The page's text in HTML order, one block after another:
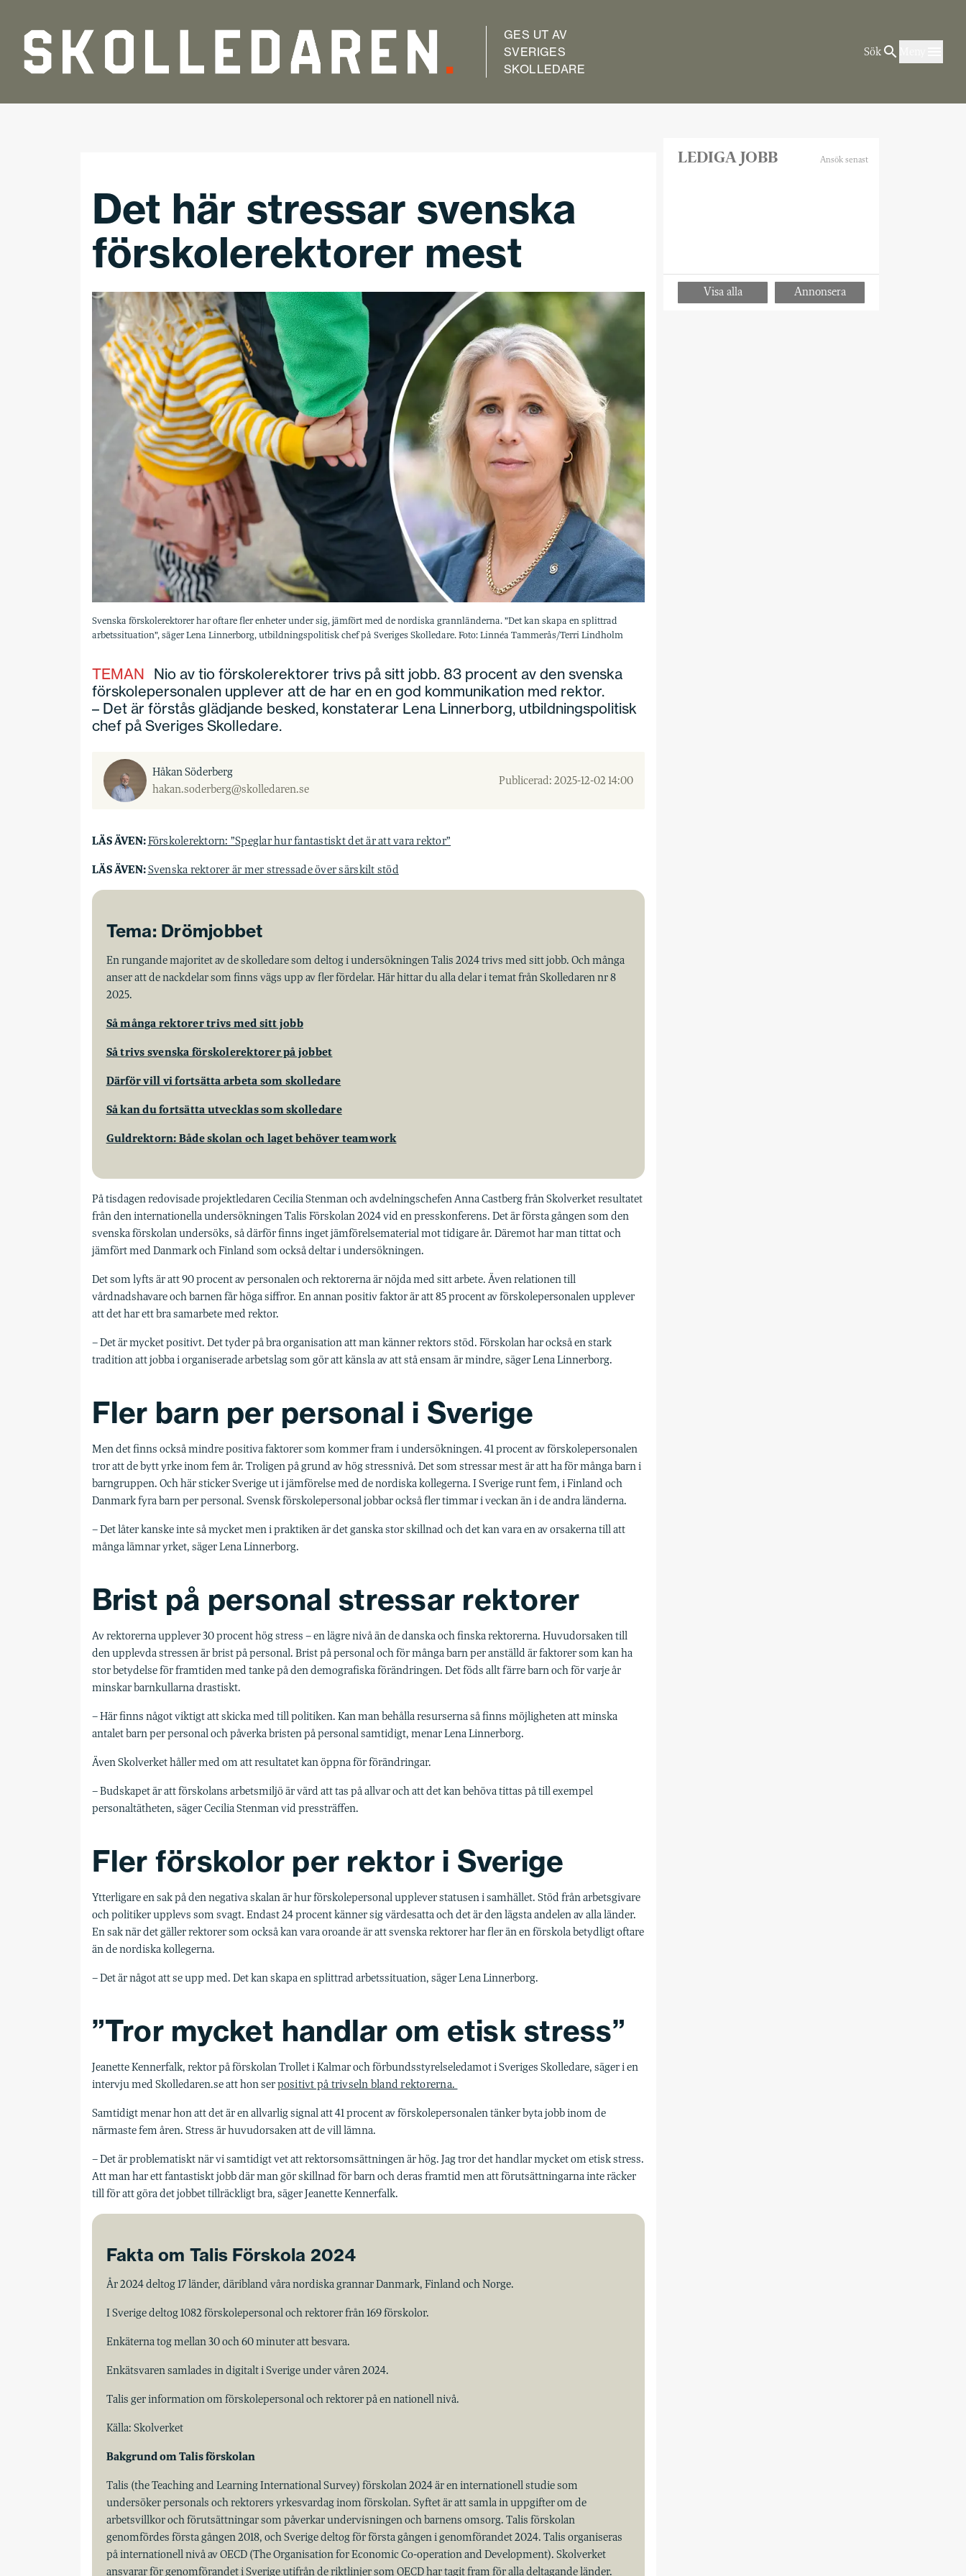
GES UT AV
SVERIGES
SKOLLEDARE
Sök
Det här stressar svenska
förskolerektorer mest
Svenska förskolerektorer har oftare fler enheter under sig, jämfört med de nordiska grannländerna. ”Det kan skapa en splittrad
arbetssituation”, säger Lena Linnerborg, utbildningspolitisk chef på Sveriges Skolledare. Foto: Linnéa Tammerås/Terri Lindholm
TEMAN Nio av tio förskolerektorer trivs på sitt jobb. 83 procent av den svenska
förskolepersonalen upplever att de har en en god kommunikation med rektor.
– Det är förstås glädjande besked, konstaterar Lena Linnerborg, utbildningspolitisk
chef på Sveriges Skolledare.
Håkan Söderberg
hakan.soderberg@skolledaren.se
Publicerad: 2025-12-02 14:00
LÄS ÄVEN:Förskolerektorn: ”Speglar hur fantastiskt det är att vara rektor”
LÄS ÄVEN:Svenska rektorer är mer stressade över särskilt stöd
Tema: Drömjobbet
En rungande majoritet av de skolledare som deltog i undersökningen Talis 2024 trivs med sitt jobb. Och många
anser att de nackdelar som finns vägs upp av fler fördelar. Här hittar du alla delar i temat från Skolledaren nr 8
2025.
Så många rektorer trivs med sitt jobb
Så trivs svenska förskolerektorer på jobbet
Därför vill vi fortsätta arbeta som skolledare
Så kan du fortsätta utvecklas som skolledare
Guldrektorn: Både skolan och laget behöver teamwork
På tisdagen redovisade projektledaren Cecilia Stenman och avdelningschefen Anna Castberg från Skolverket resultatet
från den internationella undersökningen Talis Förskolan 2024 vid en presskonferens. Det är första gången som den
svenska förskolan undersöks, så därför finns inget jämförelsematerial mot tidigare år. Däremot har man tittat och
jämfört med Danmark och Finland som också deltar i undersökningen.
Det som lyfts är att 90 procent av personalen och rektorerna är nöjda med sitt arbete. Även relationen till
vårdnadshavare och barnen får höga siffror. En annan positiv faktor är att 85 procent av förskolepersonalen upplever
att det har ett bra samarbete med rektor.
– Det är mycket positivt. Det tyder på bra organisation att man känner rektors stöd. Förskolan har också en stark
tradition att jobba i organiserade arbetslag som gör att känsla av att stå ensam är mindre, säger Lena Linnerborg.
Fler barn per personal i Sverige
Men det finns också mindre positiva faktorer som kommer fram i undersökningen. 41 procent av förskolepersonalen
tror att de bytt yrke inom fem år. Troligen på grund av hög stressnivå. Det som stressar mest är att ha för många barn i
barngruppen. Och här sticker Sverige ut i jämförelse med de nordiska kollegerna. I Sverige runt fem, i Finland och
Danmark fyra barn per personal. Svensk förskolepersonal jobbar också fler timmar i veckan än i de andra länderna.
– Det låter kanske inte så mycket men i praktiken är det ganska stor skillnad och det kan vara en av orsakerna till att
många lämnar yrket, säger Lena Linnerborg.
Brist på personal stressar rektorer
Av rektorerna upplever 30 procent hög stress – en lägre nivå än de danska och finska rektorerna. Huvudorsaken till
den upplevda stressen är brist på personal. Brist på personal och för många barn per anställd är faktorer som kan ha
stor betydelse för framtiden med tanke på den demografiska förändringen. Det föds allt färre barn och för varje år
minskar barnkullarna drastiskt.
– Här finns något viktigt att skicka med till politiken. Kan man behålla resurserna så finns möjligheten att minska
antalet barn per personal och påverka bristen på personal samtidigt, menar Lena Linnerborg.
Även Skolverket håller med om att resultatet kan öppna för förändringar.
– Budskapet är att förskolans arbetsmiljö är värd att tas på allvar och att det kan behöva tittas på till exempel
personaltätheten, säger Cecilia Stenman vid pressträffen.
Fler förskolor per rektor i Sverige
Ytterligare en sak på den negativa skalan är hur förskolepersonal upplever statusen i samhället. Stöd från arbetsgivare
och politiker upplevs som svagt. Endast 24 procent känner sig värdesatta och det är den lägsta andelen av alla länder.
En sak när det gäller rektorer som också kan vara oroande är att svenska rektorer har fler än en förskola betydligt oftare
än de nordiska kollegerna.
– Det är något att se upp med. Det kan skapa en splittrad arbetssituation, säger Lena Linnerborg.
”Tror mycket handlar om etisk stress”
Jeanette Kennerfalk, rektor på förskolan Trollet i Kalmar och förbundsstyrelseledamot i Sveriges Skolledare, säger i en
intervju med Skolledaren.se att hon serpositivt på trivseln bland rektorerna.
Samtidigt menar hon att det är en allvarlig signal att 41 procent av förskolepersonalen tänker byta jobb inom de
närmaste fem åren. Stress är huvudorsaken att de vill lämna.
– Det är problematiskt när vi samtidigt vet att rektorsomsättningen är hög. Jag tror det handlar mycket om etisk stress.
Att man har ett fantastiskt jobb där man gör skillnad för barn och deras framtid men att förutsättningarna inte räcker
till för att göra det jobbet tillräckligt bra, säger Jeanette Kennerfalk.
Fakta om Talis Förskola 2024
År 2024 deltog 17 länder, däribland våra nordiska grannar Danmark, Finland och Norge.
I Sverige deltog 1082 förskolepersonal och rektorer från 169 förskolor.
Enkäterna tog mellan 30 och 60 minuter att besvara.
Enkätsvaren samlades in digitalt i Sverige under våren 2024.
Talis ger information om förskolepersonal och rektorer på en nationell nivå.
Källa: Skolverket
Bakgrund om Talis förskolan
Talis (the Teaching and Learning International Survey) förskolan 2024 är en internationell studie som
undersöker personals och rektorers yrkesvardag inom förskolan. Syftet är att samla in uppgifter om de
arbetsvillkor och förutsättningar som påverkar undervisningen och barnens omsorg. Talis förskolan
genomfördes första gången 2018, och Sverige deltog för första gången i genomförandet 2024. Talis organiseras
på internationell nivå av OECD (The Organisation for Economic Co-operation and Development). Skolverket
ansvarar för genomförandet i Sverige utifrån de riktlinjer som OECD har tagit fram för alla deltagande länder.